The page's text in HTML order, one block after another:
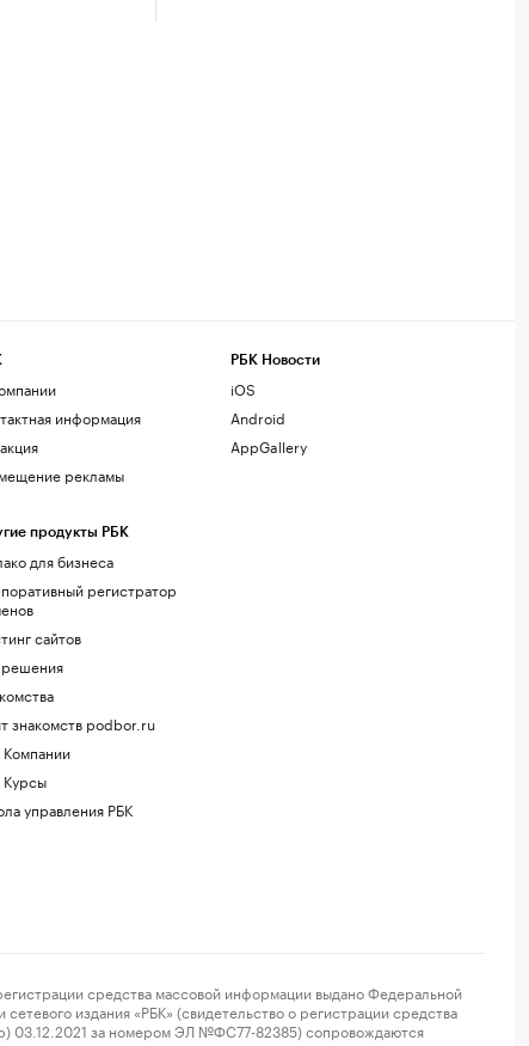
информация
рекламы
продукты РБК
для бизнеса
регистратор
сайтов
знакомств podbor.ru
Компании
Курсы
управления РБК
РБК Новости
iOS
Android
AppGallery
средства массовой информации выдано Федеральной
издания «РБК» (свидетельство о регистрации средства
03.12.2021 за номером ЭЛ №ФС77-82385) сопровождаются